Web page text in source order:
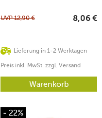
Lieferung in 1-2 Werktagen
UVP12,90 € 8,06 €
Preis inkl. MwSt. zzgl. Versand
Warenkorb
- 22%